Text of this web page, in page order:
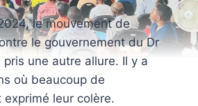
le mouvement de
le gouvernement du Dr
pris une autre allure. Il y a
où beaucoup de
exprimé leur colère.